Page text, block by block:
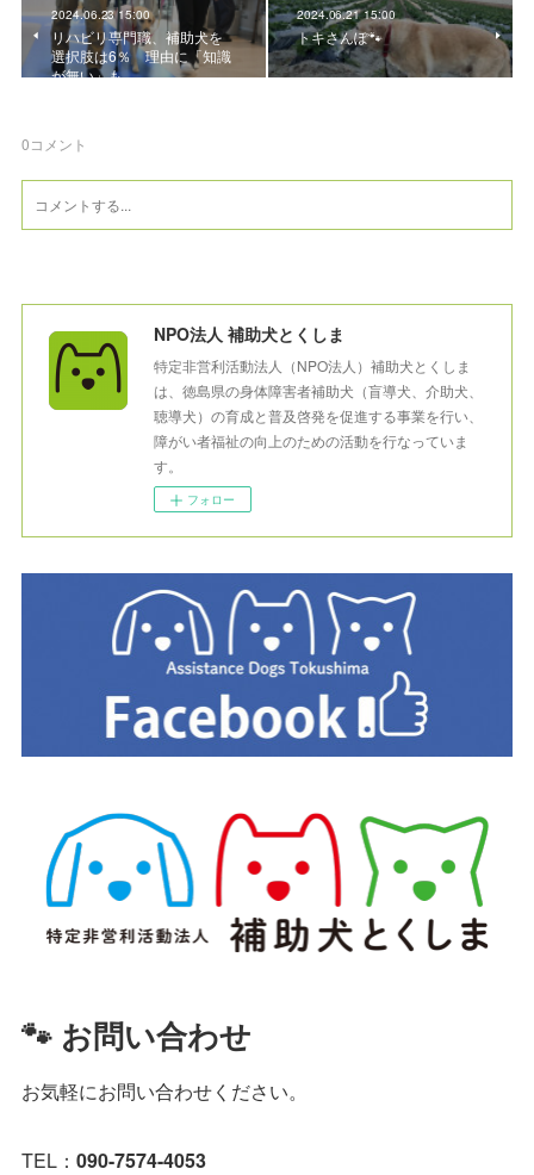
2024.06.23 15:00
リハビリ専門職、補助犬を
選択肢は6％ 理由に「知識
が無い」も
2024.06.21 15:00
トキさんぽ🐾
0コメント
NPO法人 補助犬とくしま
特定非営利活動法人（NPO法人）補助犬とくしま
は、徳島県の身体障害者補助犬（盲導犬、介助犬、
聴導犬）の育成と普及啓発を促進する事業を行い、
障がい者福祉の向上のための活動を行なっていま
す。
フォロー
🐾 お問い合わせ
お気軽にお問い合わせください。
TEL：090-7574-4053